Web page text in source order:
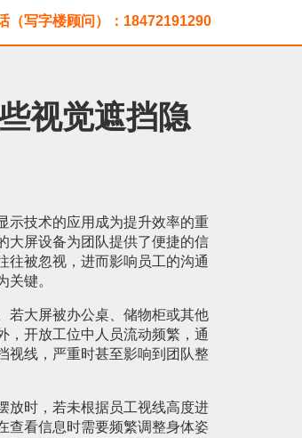
（写字楼顾问）：18472191290
视觉遮挡隐
示技术的应用成为提升效率的重
大屏设备为团队提供了便捷的信
往被忽视，进而影响员工的沟通
键。
若大屏被办公桌、储物柜或其他
，开放工位中人员流动频繁，通
视线，严重时甚至影响到团队整
放时，若未根据员工视线高度进
查看信息时需要频繁调整身体姿